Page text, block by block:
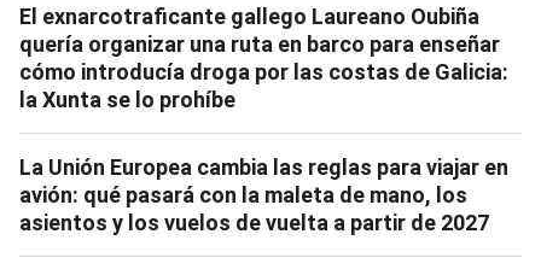
El exnarcotraficante gallego Laureano Oubiña
quería organizar una ruta en barco para enseñar
cómo introducía droga por las costas de Galicia:
la Xunta se lo prohíbe
La Unión Europea cambia las reglas para viajar en
avión: qué pasará con la maleta de mano, los
asientos y los vuelos de vuelta a partir de 2027